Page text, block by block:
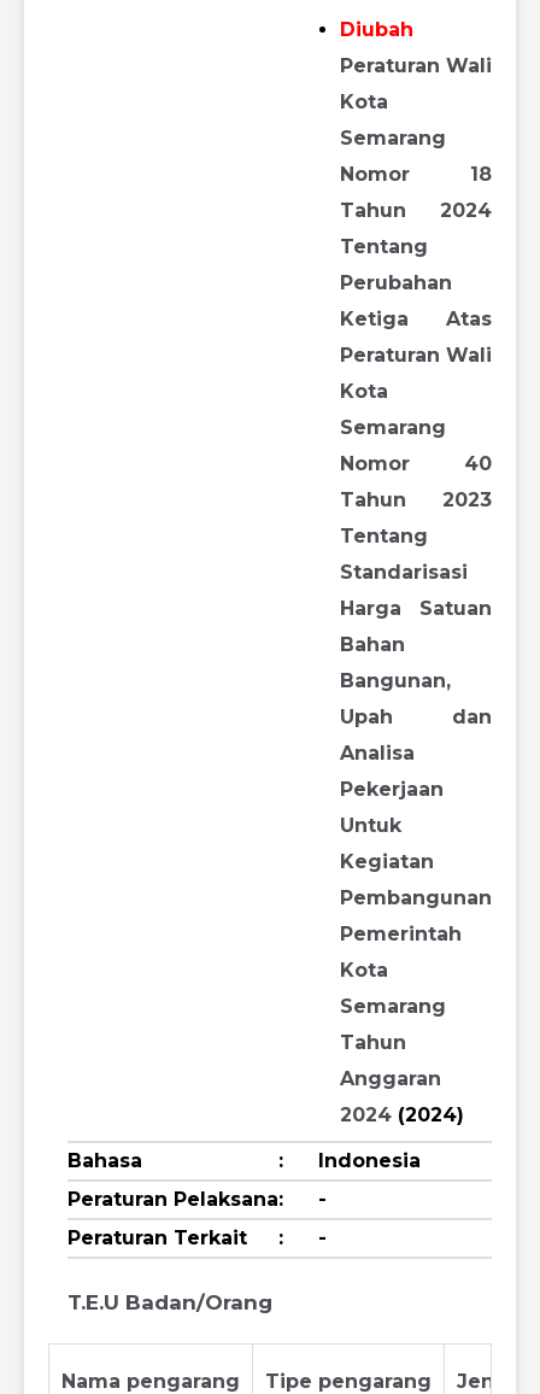
Diubah
Peraturan Wali
Kota
Semarang
Nomor 18
Tahun 2024
Tentang
Perubahan
Ketiga Atas
Peraturan Wali
Kota
Semarang
Nomor 40
Tahun 2023
Tentang
Standarisasi
Harga Satuan
Bahan
Bangunan,
Upah dan
Analisa
Pekerjaan
Untuk
Kegiatan
Pembangunan
Pemerintah
Kota
Semarang
Tahun
Anggaran
2024 (2024)
Bahasa
:
Indonesia
Peraturan Pelaksana:
-
Peraturan Terkait
: -
T.E.U Badan/Orang
Nama pengarang Tipe pengarang Jenis